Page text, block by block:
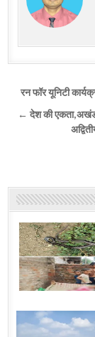
Post
रन फॉर यूनिटी
← देश की